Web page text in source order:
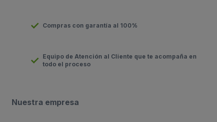
Compras con garantía al 100%
Equipo de Atención al Cliente que te acompaña en
todo el proceso
Nuestra empresa